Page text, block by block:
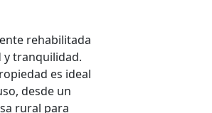
rehabilitada
y tranquilidad.
es ideal
desde un
rural para